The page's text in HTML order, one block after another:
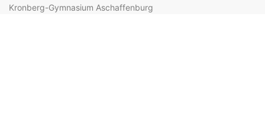
Kronberg-Gymnasium Aschaffenburg